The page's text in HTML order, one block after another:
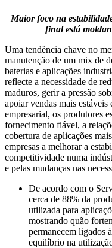
Maior foco na
final está
Uma tendência chave no
manutenção de um mix de
baterias e aplicações
reflecte a necessidade de
maduros, gerir a pressão
apoiar vendas mais
empresarial, os produtores
fornecimento fiável, a
cobertura de aplicações
empresas a melhorar a
competitividade numa
e pelas mudanças nas
De acordo com o
cerca de 88% da
utilizada para
mostrando quão
permanecem ligados
equilíbrio na